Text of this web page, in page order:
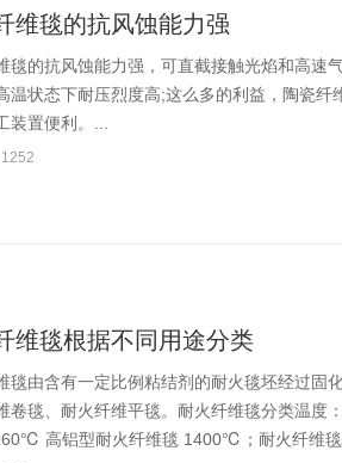
维毯的抗风蚀能力强
毯的抗风蚀能力强，可直截接触光焰和高速
温状态下耐压烈度高;这么多的利益，陶瓷
装置便利。...
维毯根据不同用途分类
毯由含有一定比例粘结剂的耐火毯坯经过固
卷毯、耐火纤维平毯。耐火纤维毯分类温
高铝型耐火纤维毯 1400℃；耐火纤维毯